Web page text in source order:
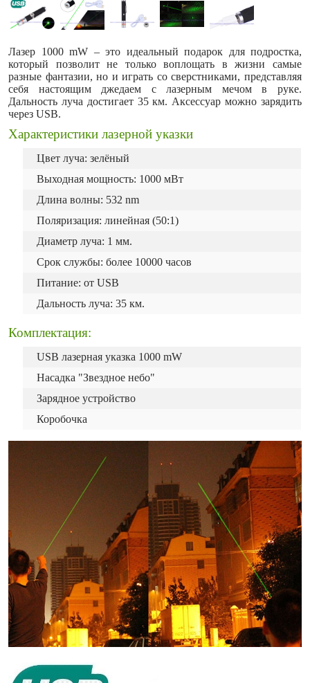
Лазер 1000 mW – это идеальный подарок для подростка,
который позволит не только воплощать в жизни самые
разные фантазии, но и играть со сверстниками, представляя
себя настоящим джедаем с лазерным мечом в руке.
Дальность луча достигает 35 км. Аксессуар можно зарядить
через USB.
Характеристики лазерной указки
Цвет луча: зелёный
Выходная мощность: 1000 мВт
Длина волны: 532 nm
Поляризация: линейная (50:1)
Диаметр луча: 1 мм.
Срок службы: более 10000 часов
Питание: от USB
Дальность луча: 35 км.
Комплектация:
USB лазерная указка 1000 mW
Насадка "Звездное небо"
Зарядное устройство
Коробочка